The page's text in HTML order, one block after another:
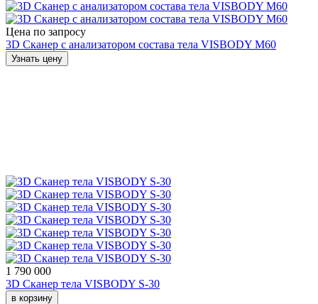
Цена по запросу
3D Сканер с анализатором состава тела VISBODY M60
Узнать цену
1 790 000
3D Сканер тела VISBODY S-30
в корзину